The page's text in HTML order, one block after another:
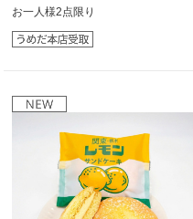
お一人様2点限り